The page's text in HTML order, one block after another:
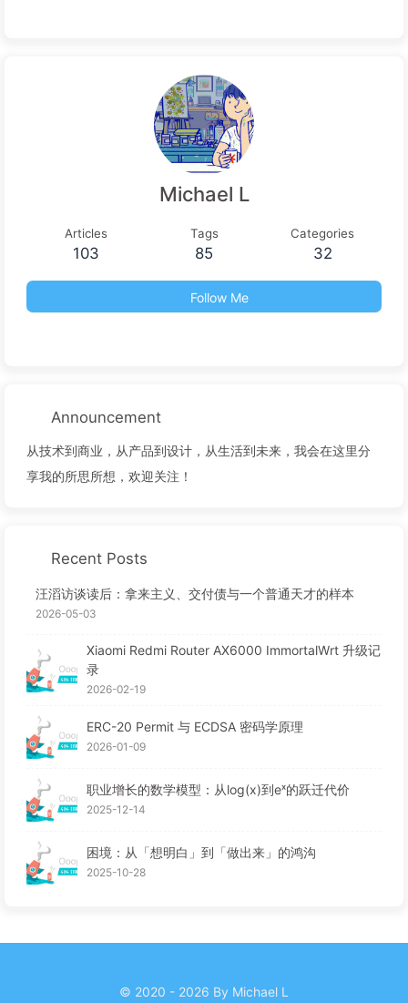
Michael L
Articles
103
Tags
85
Categories
32
Follow Me
Announcement
从技术到商业，从产品到设计，从生活到未来，我会在这里分
享我的所思所想，欢迎关注！
Recent Posts
汪滔访谈读后：拿来主义、交付债与一个普通天才的样本
2026-05-03
Xiaomi Redmi Router AX6000 ImmortalWrt 升级记
录
2026-02-19
ERC-20 Permit 与 ECDSA 密码学原理
2026-01-09
职业增长的数学模型：从log(x)到eˣ的跃迁代价
2025-12-14
困境：从「想明白」到「做出来」的鸿沟
2025-10-28
© 2020 - 2026 By Michael L